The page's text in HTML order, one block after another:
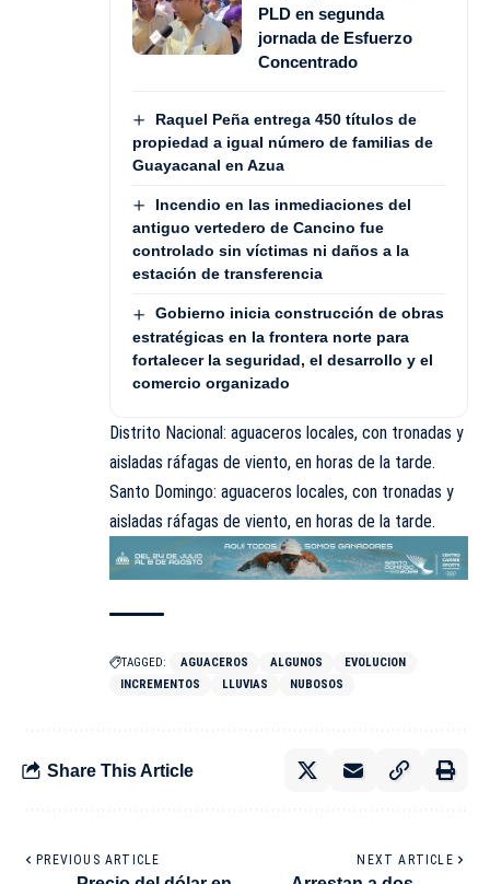
PLD en segunda
jornada de Esfuerzo
Concentrado
Raquel Peña entrega 450 títulos de
propiedad a igual número de familias de
Guayacanal en Azua
Incendio en las inmediaciones del
antiguo vertedero de Cancino fue
controlado sin víctimas ni daños a la
estación de transferencia
Gobierno inicia construcción de obras
estratégicas en la frontera norte para
fortalecer la seguridad, el desarrollo y el
comercio organizado
Distrito Nacional: aguaceros locales, con tronadas y
aisladas ráfagas de viento, en horas de la tarde.
Santo Domingo: aguaceros locales, con tronadas y
aisladas ráfagas de viento, en horas de la tarde.
TAGGED: AGUACEROS ALGUNOS
EVOLUCION
INCREMENTOS
LLUVIAS NUBOSOS
Share This Article
PREVIOUS ARTICLE NEXT ARTICLE